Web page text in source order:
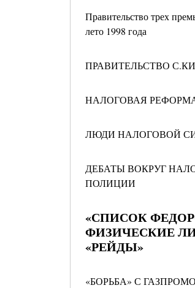
Правительство трех
лето 1998 года
ПРАВИТЕЛЬСТВО
НАЛОГОВАЯ
ЛЮДИ НАЛОГОВОЙ
ДЕБАТЫ ВОКРУГ
ПОЛИЦИИ
«СПИСОК
ФИЗИЧЕСКИЕ
«РЕЙДЫ»
«БОРЬБА» С